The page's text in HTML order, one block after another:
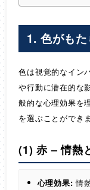
1. 色がも
色は視覚的なイン
や行動に潜在的な
般的な心理効果を
を選ぶことができ
(1) 赤 – 情熱
心理効果: 情